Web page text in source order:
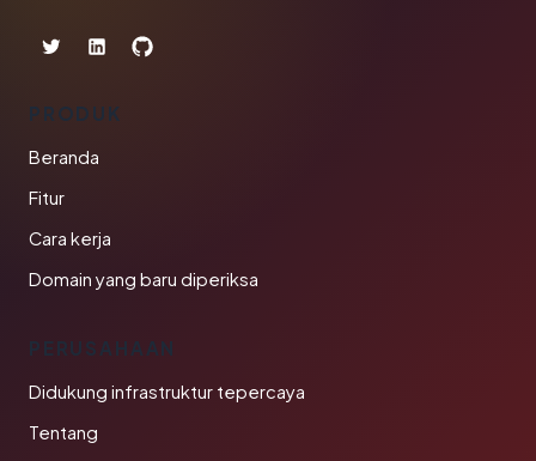
PRODUK
Beranda
Fitur
Cara kerja
Domain yang baru diperiksa
PERUSAHAAN
Didukung infrastruktur tepercaya
Tentang